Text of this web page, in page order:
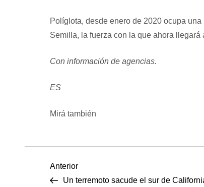
Políglota, desde enero de 2020 ocupa
Semilla, la fuerza con la que ahora
Con información de agencias.
ES
Mirá también
N
Entrada
anterior
Anterior
Un terremoto sacude el sur de